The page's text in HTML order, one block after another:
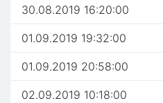
30.08.2019 16:20:00
01.09.2019 19:32:00
01.09.2019 20:58:00
02.09.2019 10:18:00